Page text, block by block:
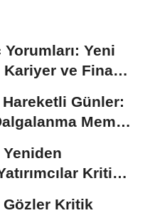
Yeni
ve Finans
Günler:
Meme
Yeniden
Kritik
Kritik